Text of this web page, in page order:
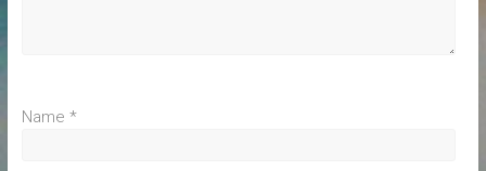
Name *